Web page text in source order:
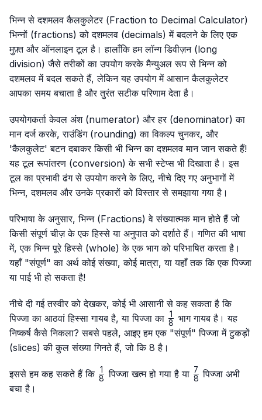
भिन्न से दशमलव कैलकुलेटर (Fraction to Decimal Calculator)
भिन्नों (fractions) को दशमलव (decimals) में बदलने के लिए एक
मुफ़्त और ऑनलाइन टूल है। हालाँकि हम लॉन्ग डिवीज़न (long
division) जैसे तरीकों का उपयोग करके मैन्युअल रूप से भिन्न को
दशमलव में बदल सकते हैं, लेकिन यह उपयोग में आसान कैलकुलेटर
आपका समय बचाता है और तुरंत सटीक परिणाम देता है।
उपयोगकर्ता केवल अंश (numerator) और हर (denominator) का
मान दर्ज करके, राउंडिंग (rounding) का विकल्प चुनकर, और
'कैलकुलेट' बटन दबाकर किसी भी भिन्न का दशमलव मान जान सकते हैं!
यह टूल रूपांतरण (conversion) के सभी स्टेप्स भी दिखाता है। इस
टूल का प्रभावी ढंग से उपयोग करने के लिए, नीचे दिए गए अनुभागों में
भिन्न, दशमलव और उनके प्रकारों को विस्तार से समझाया गया है।
परिभाषा के अनुसार, भिन्न (Fractions) वे संख्यात्मक मान होते हैं जो
किसी संपूर्ण चीज़ के एक हिस्से या अनुपात को दर्शाते हैं। गणित की भाषा
में, एक भिन्न पूरे हिस्से (whole) के एक भाग को परिभाषित करता है।
यहाँ "संपूर्ण" का अर्थ कोई संख्या, कोई मात्रा, या यहाँ तक कि एक पिज्जा
या पाई भी हो सकता है!
नीचे दी गई तस्वीर को देखकर, कोई भी आसानी से कह सकता है कि
पिज्जा का आठवां हिस्सा गायब है, या पिज्जा का \frac{1}
{8}
8
1
भाग गायब है। यह
निष्कर्ष कैसे निकला? सबसे पहले, आइए हम एक "संपूर्ण" पिज्जा में टुकड़ों
(slices) की कुल संख्या गिनते हैं, जो कि 8 है।
इससे हम कह सकते हैं कि \frac{1}
8
1 पिज्जा खत्म हो गया है या \frac{7}
8
7 पिज्जा अभी
बचा है।